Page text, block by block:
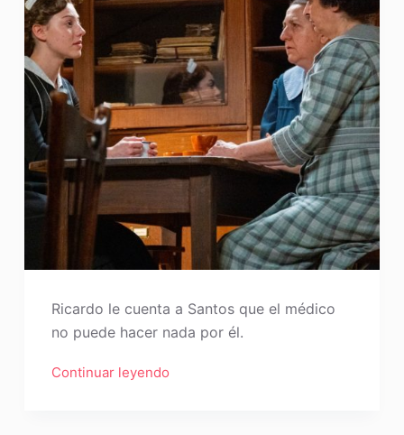
Ricardo le cuenta a Santos que el médico
no puede hacer nada por él.
Continuar leyendo